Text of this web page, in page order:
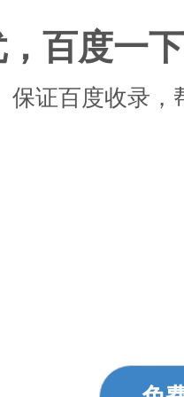
百度一
保证百度收录，